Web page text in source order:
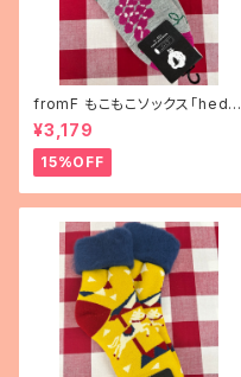
fromF もこもこソックス「hedel
mä（果物）」
¥3,179
15%OFF